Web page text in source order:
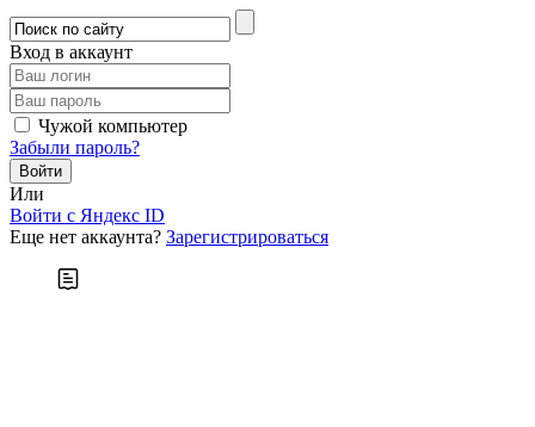
Вход в аккаунт
Чужой компьютер
Забыли пароль?
Или
Войти c Яндекс ID
Еще нет аккаунта? Зарегистрироваться